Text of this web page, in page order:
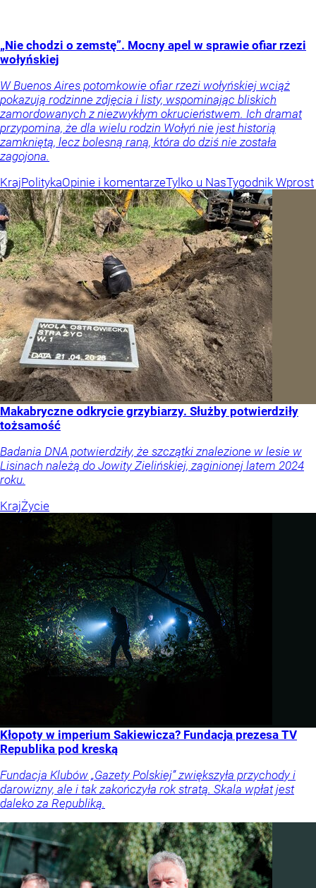
„Nie chodzi o zemstę”. Mocny apel w sprawie ofiar rzezi
wołyńskiej
W Buenos Aires potomkowie ofiar rzezi wołyńskiej wciąż
pokazują rodzinne zdjęcia i listy, wspominając bliskich
zamordowanych z niezwykłym okrucieństwem. Ich dramat
przypomina, że dla wielu rodzin Wołyń nie jest historią
zamkniętą, lecz bolesną raną, która do dziś nie została
zagojona.
KrajPolitykaOpinie i komentarzeTylko u NasTygodnik Wprost
Makabryczne odkrycie grzybiarzy. Służby potwierdziły
tożsamość
Badania DNA potwierdziły, że szczątki znalezione w lesie w
Lisinach należą do Jowity Zielińskiej, zaginionej latem 2024
roku.
KrajŻycie
Kłopoty w imperium Sakiewicza? Fundacja prezesa TV
Republika pod kreską
Fundacja Klubów „Gazety Polskiej” zwiększyła przychody i
darowizny, ale i tak zakończyła rok stratą. Skala wpłat jest
daleko za Republiką.